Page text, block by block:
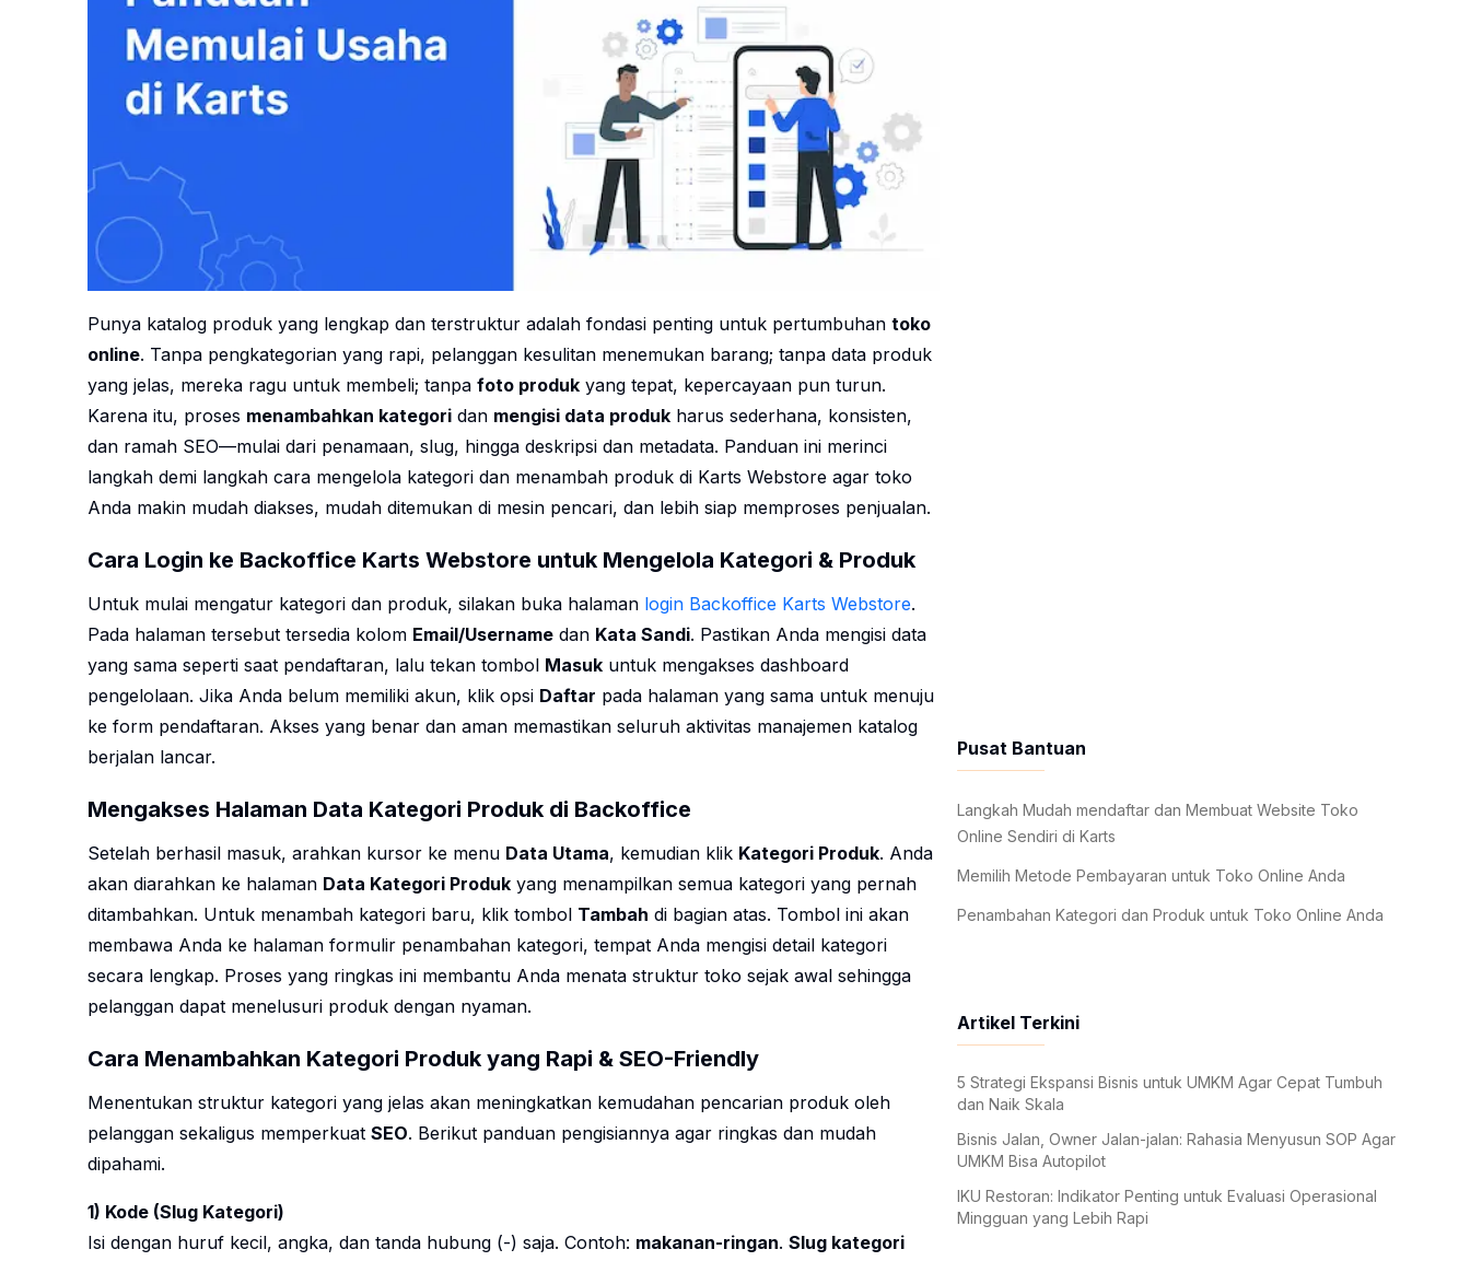
Punya katalog produk yang lengkap dan terstruktur adalah fondasi penting untuk pertumbuhan toko
online. Tanpa pengkategorian yang rapi, pelanggan kesulitan menemukan barang; tanpa data produk
yang jelas, mereka ragu untuk membeli; tanpa foto produk yang tepat, kepercayaan pun turun.
Karena itu, proses menambahkan kategori dan mengisi data produk harus sederhana, konsisten,
dan ramah SEO—mulai dari penamaan, slug, hingga deskripsi dan metadata. Panduan ini merinci
langkah demi langkah cara mengelola kategori dan menambah produk di Karts Webstore agar toko
Anda makin mudah diakses, mudah ditemukan di mesin pencari, dan lebih siap memproses penjualan.
Cara Login ke Backoffice Karts Webstore untuk Mengelola Kategori & Produk
Untuk mulai mengatur kategori dan produk, silakan buka halaman login Backoffice Karts Webstore.
Pada halaman tersebut tersedia kolom Email/Username dan Kata Sandi. Pastikan Anda mengisi data
yang sama seperti saat pendaftaran, lalu tekan tombol Masuk untuk mengakses dashboard
pengelolaan. Jika Anda belum memiliki akun, klik opsi Daftar pada halaman yang sama untuk menuju
ke form pendaftaran. Akses yang benar dan aman memastikan seluruh aktivitas manajemen katalog
berjalan lancar.
Mengakses Halaman Data Kategori Produk di Backoffice
Setelah berhasil masuk, arahkan kursor ke menu Data Utama, kemudian klik Kategori Produk. Anda
akan diarahkan ke halaman Data Kategori Produk yang menampilkan semua kategori yang pernah
ditambahkan. Untuk menambah kategori baru, klik tombol Tambah di bagian atas. Tombol ini akan
membawa Anda ke halaman formulir penambahan kategori, tempat Anda mengisi detail kategori
secara lengkap. Proses yang ringkas ini membantu Anda menata struktur toko sejak awal sehingga
pelanggan dapat menelusuri produk dengan nyaman.
Cara Menambahkan Kategori Produk yang Rapi & SEO-Friendly
Menentukan struktur kategori yang jelas akan meningkatkan kemudahan pencarian produk oleh
pelanggan sekaligus memperkuat SEO. Berikut panduan pengisiannya agar ringkas dan mudah
dipahami.
1) Kode (Slug Kategori)
Isi dengan huruf kecil, angka, dan tanda hubung (-) saja. Contoh: makanan-ringan. Slug kategori
Pusat Bantuan
Langkah Mudah mendaftar dan Membuat Website Toko
Online Sendiri di Karts
Memilih Metode Pembayaran untuk Toko Online Anda
Penambahan Kategori dan Produk untuk Toko Online Anda
Artikel Terkini
5 Strategi Ekspansi Bisnis untuk UMKM Agar Cepat Tumbuh
dan Naik Skala
Bisnis Jalan, Owner Jalan-jalan: Rahasia Menyusun SOP Agar
UMKM Bisa Autopilot
IKU Restoran: Indikator Penting untuk Evaluasi Operasional
Mingguan yang Lebih Rapi